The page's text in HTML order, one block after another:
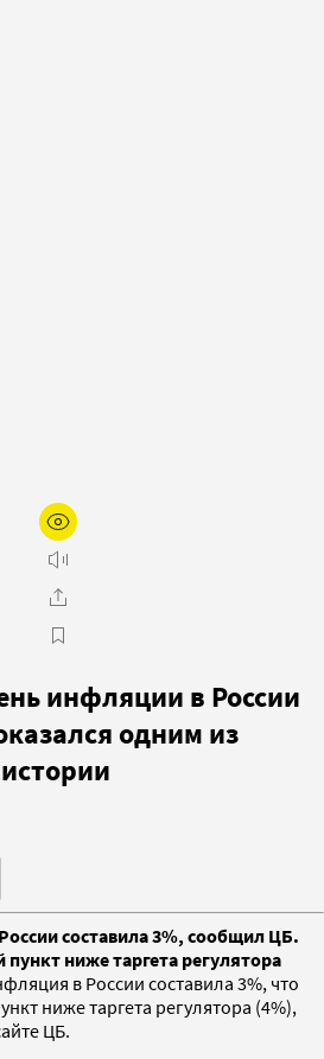
инфляции в России
одним из
составила 3%, сообщил ЦБ.
ниже таргета регулятора
в России составила 3%, что
ниже таргета регулятора (4%),
ЦБ.